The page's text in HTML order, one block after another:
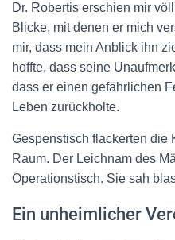
Dr. Robertis erschien mir
Blicke, mit denen er mich
mir, dass mein Anblick ihn
hoffte, dass seine
dass er einen gefährlichen
Leben zurückholte.
Gespenstisch flackerten die
Raum. Der Leichnam des
Operationstisch. Sie sah
Ein unheimlicher